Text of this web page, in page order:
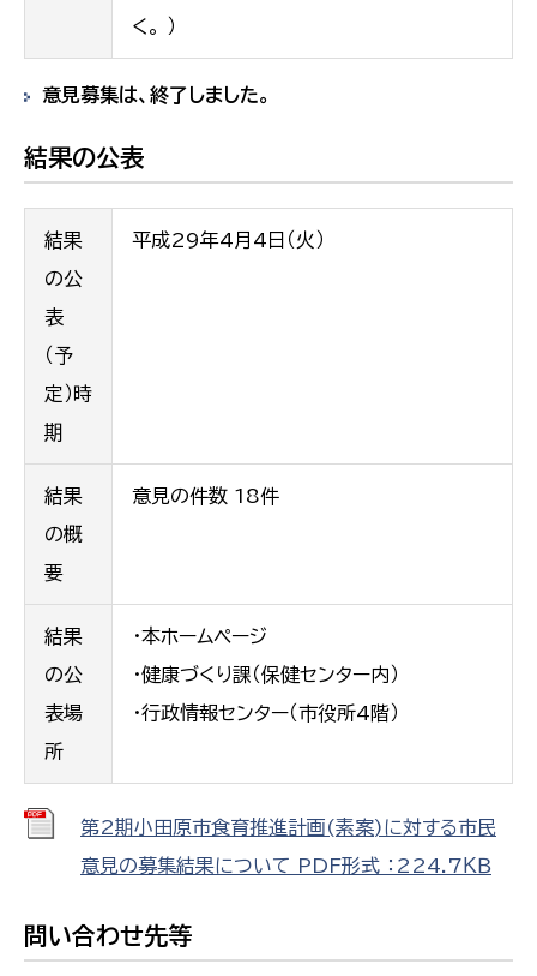
く。 ）
意見募集は、終了しました。
結果の公表
結果
の公
表
（予
定）時
期
平成29年4月4日（火）
結果
の概
要
意見の件数 18件
結果
の公
表場
所
・本ホームページ
・健康づくり課（保健センター内）
・行政情報センター（市役所4階）
第2期小田原市食育推進計画(素案)に対する市民
意見の募集結果について PDF形式 ：224.7ＫＢ
問い合わせ先等